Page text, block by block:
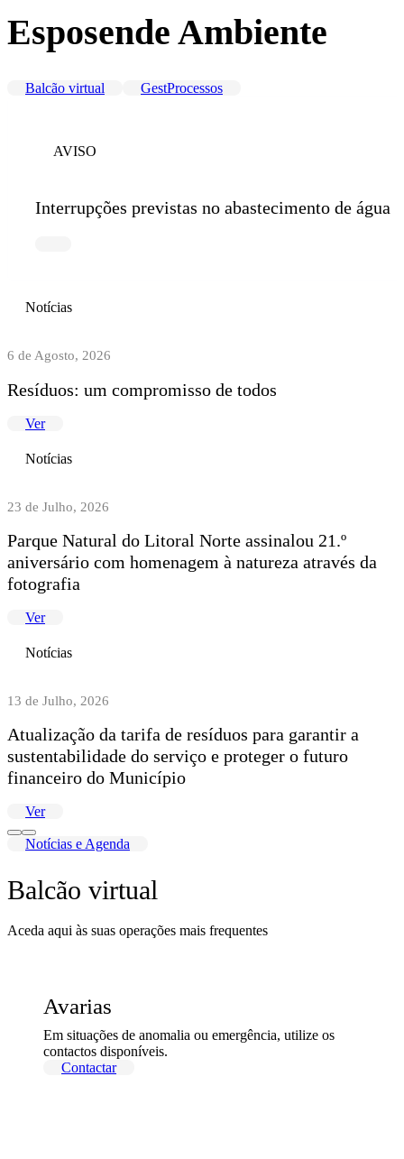
Esposende Ambiente
Balcão virtual GestProcessos
AVISO
Interrupções previstas no abastecimento de água
Notícias
6 de Agosto, 2026
Resíduos: um compromisso de todos
Ver
Notícias
23 de Julho, 2026
Parque Natural do Litoral Norte assinalou 21.º
aniversário com homenagem à natureza através da
fotografia
Ver
Notícias
13 de Julho, 2026
Atualização da tarifa de resíduos para garantir a
sustentabilidade do serviço e proteger o futuro
financeiro do Município
Ver
Notícias e Agenda
Balcão virtual
Aceda aqui às suas operações mais frequentes
Avarias
Em situações de anomalia ou emergência, utilize os
contactos disponíveis.
Contactar